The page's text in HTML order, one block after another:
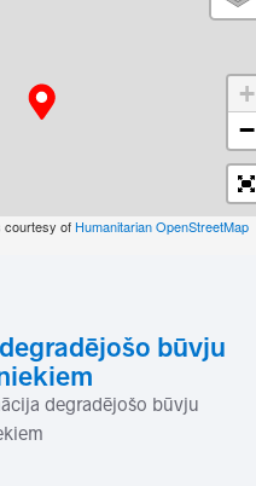
+
−
courtesy of Humanitarian OpenStreetMap
būvju
degradējošo būvju